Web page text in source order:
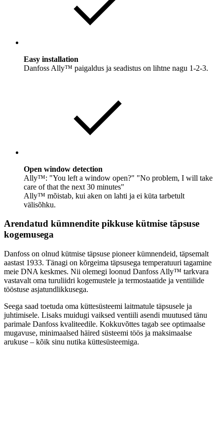
Easy installation
Danfoss Ally™ paigaldus ja seadistus on lihtne nagu 1-2-3.
Open window detection
Ally™: "You left a window open?" "No problem, I will take
care of that the next 30 minutes"
Ally™ mõistab, kui aken on lahti ja ei küta tarbetult
välisõhku.
Arendatud kümnendite pikkuse kütmise täpsuse
kogemusega
Danfoss on olnud kütmise täpsuse pioneer kümnendeid, täpsemalt
aastast 1933. Tänagi on kõrgeima täpsusega temperatuuri tagamine
meie DNA keskmes. Nii olemegi loonud Danfoss Ally™ tarkvara
vastavalt oma turuliidri kogemustele ja termostaatide ja ventiilide
tööstuse asjatundlikkusega.
Seega saad toetuda oma küttesüsteemi laitmatule täpsusele ja
juhtimisele. Lisaks muidugi vaiksed ventiili asendi muutused tänu
parimale Danfoss kvaliteedile. Kokkuvõttes tagab see optimaalse
mugavuse, minimaalsed häired süsteemi töös ja maksimaalse
arukuse – kõik sinu nutika küttesüsteemiga.